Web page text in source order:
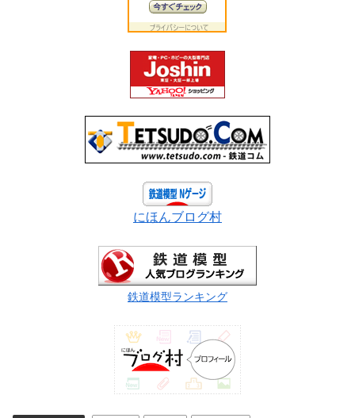
にほんブログ村
鉄道模型ランキング